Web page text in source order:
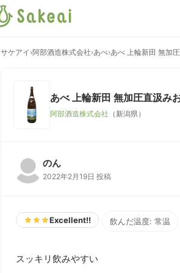
サケアイ ›阿部酒造株式会社›あべ›あべ 上輪新田 無加
あべ 上輪新田 無加圧直汲み
阿部酒造株式会社 （新潟県）
のん
2022年2月19日 投稿
Excellent!! 飲んだ温度: 常温
スッキリ飲みやすい